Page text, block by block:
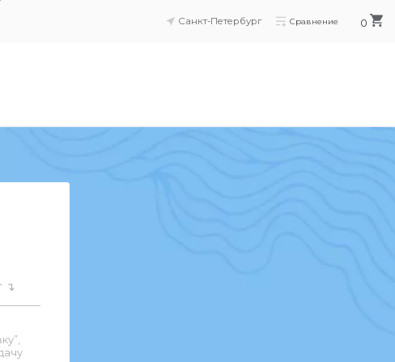
Санкт-Петербург Сравнение 0